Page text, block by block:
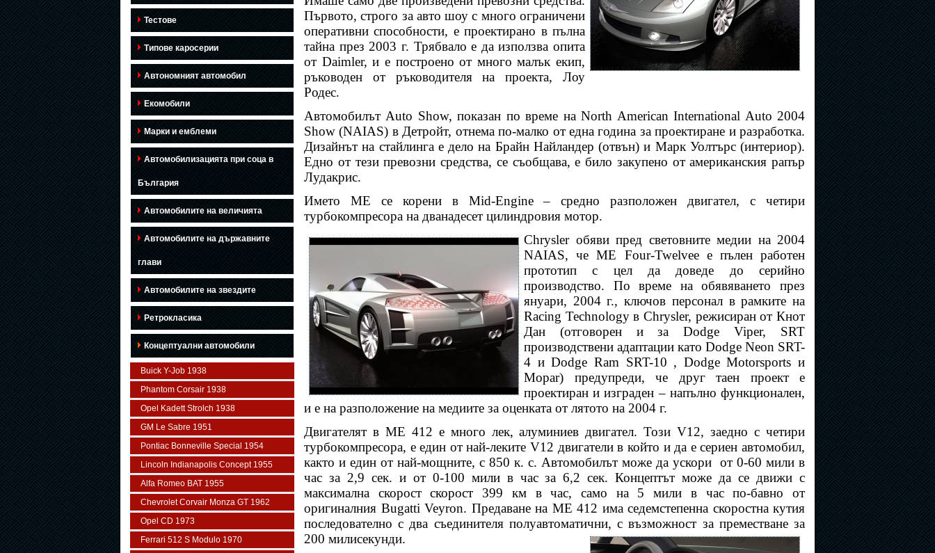
Тестове
Типове каросерии
Автономният автомобил
Екомобили
Марки и емблеми
Автомобилизацията при соца в
България
Автомобилите на величията
Автомобилите на държавните
глави
Автомобилите на звездите
Ретрокласика
Концептуални автомобили
Buick Y-Job 1938
Phantom Corsair 1938
Opel Kadett Strolch 1938
GM Le Sabre 1951
Pontiac Bonneville Special 1954
Lincoln Indianapolis Concept 1955
Alfa Romeo BAT 1955
Chevrolet Corvair Monza GT 1962
Opel CD 1973
Ferrari 512 S Modulo 1970
Първото, строго за авто шоу с много ограничени
оперативни способности, е проектирано в пълна
тайна през 2003 г. Трябвало е да използва опита
от Daimler, и е построено от много малък екип,
ръководен от ръководителя на проекта, Лоу
Родес.
Автомобилът Auto Show, показан по време на North American International Auto 2004
Show (NAIAS) в Детройт, отнема по-малко от една година за проектиране и разработка.
Дизайнът на стайлинга е дело на Брайн Найландер (отвън) и Марк Уолтърс (интериор).
Едно от тези превозни средства, се съобщава, е било закупено от американския рапър
Лудакрис.
Името МЕ се корени в Mid-Engine – средно разположен двигател, с четири
турбокомпресора на дванадесет цилиндровия мотор.
Chrysler обяви пред световните медии на 2004
NAIAS, че ME Four-Twelveе е пълен работен
прототип с цел да доведе до серийно
производство. По време на обявяването през
януари, 2004 г., ключов персонал в рамките на
Racing Technology в Chrysler, режисиран от Кнот
Дан (отговорен и за Dodge Viper, SRT
производствени адаптации като Dodge Neon SRT-
4 и Dodge Ram SRT-10 , Dodge Motorsports и
Mopar) предупреди, че друг таен проект е
проектиран и изграден – напълно функционален,
и е на разположение на медиите за оценката от лятото на 2004 г.
Двигателят в ME 412 е много лек, алуминиев двигател. Този V12, заедно с четири
турбокомпресора, е един от най-леките V12 двигатели в който и да е сериен автомобил,
както и един от най-мощните, с 850 к. с. Автомобилът може да ускори от 0-60 мили в
час за 2,9 сек. и от 0-100 мили в час за 6,2 сек. Концептът може да се движи с
максимална скорост скорост 399 км в час, само на 5 мили в час по-бавно от
оригиналния Bugatti Veyron. Предаване на ME 412 има седемстепенна скоростна кутия
последователно с два съединителя полуавтоматични, с възможност за преместване за
200 милисекунди.